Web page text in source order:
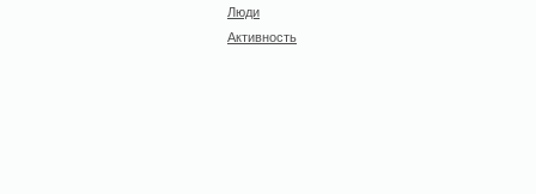
Люди
Активность